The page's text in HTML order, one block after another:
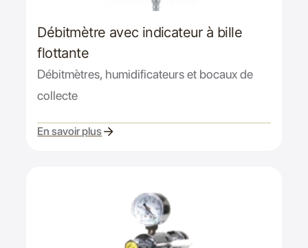
Débitmètre avec indicateur à bille
flottante
Débitmètres, humidificateurs et bocaux de
collecte
En savoir plus